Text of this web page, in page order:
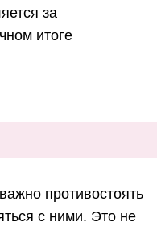
за
итоге
противостоять
с ними. Это не